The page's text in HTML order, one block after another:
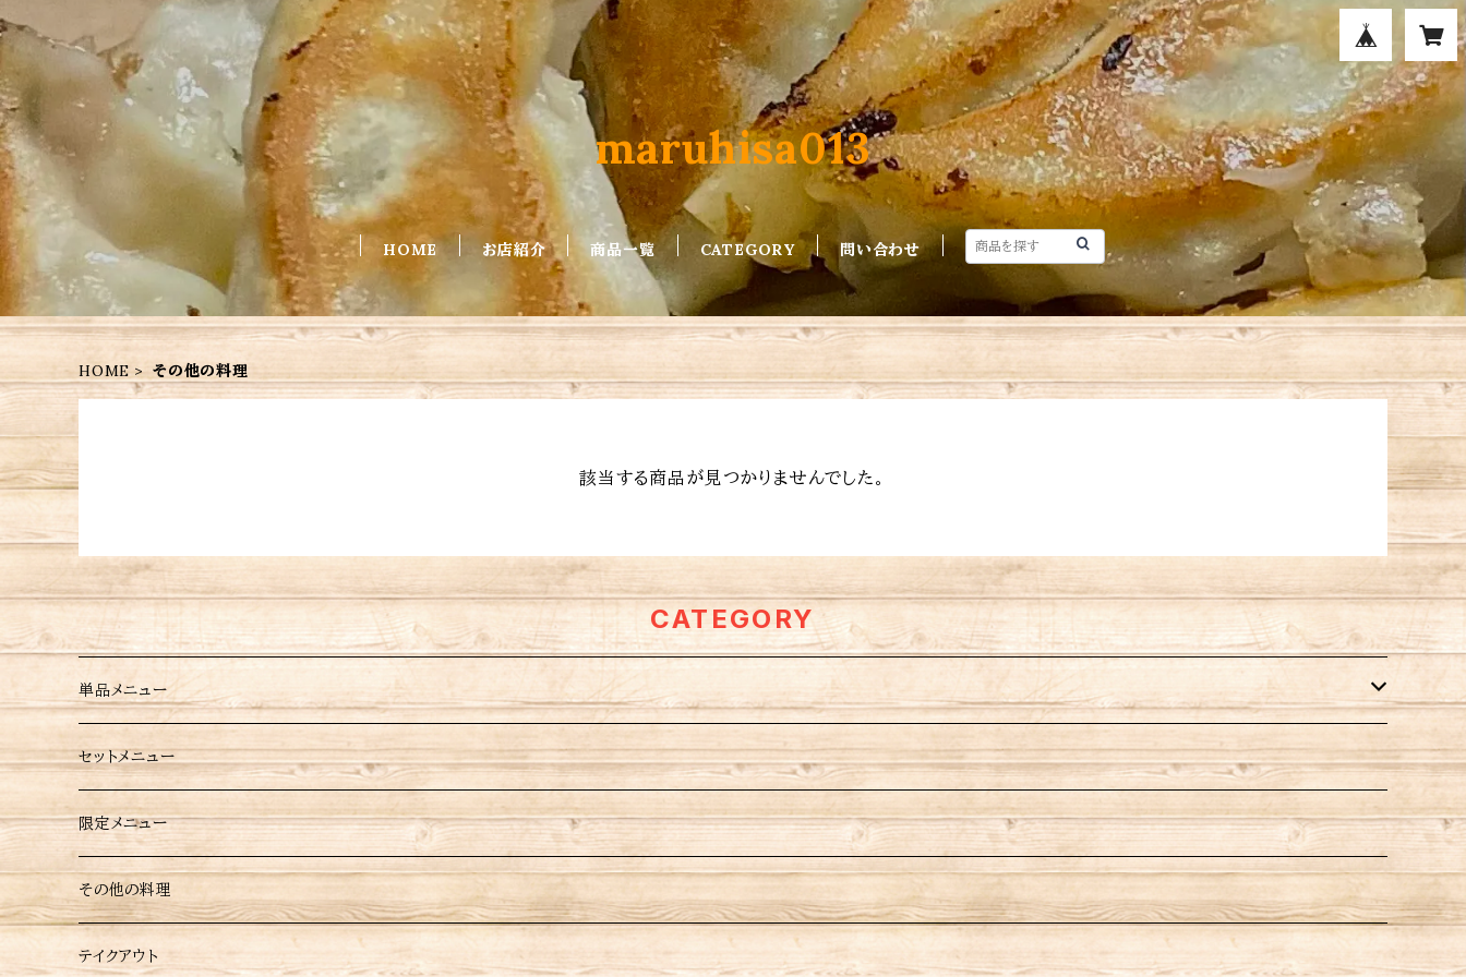
maruhisa013
HOME お店紹介 商品一覧 CATEGORY 問い合わせ
HOME その他の料理
該当する商品が見つかりませんでした。
CATEGORY
単品メニュー
点心
餃子
厚皮餃子
炒め料理
チャーハン
青椒肉絲
餡掛け料理
中華あんかけ
揚げ物料理
セットメニュー
限定メニュー
その他の料理
テイクアウト